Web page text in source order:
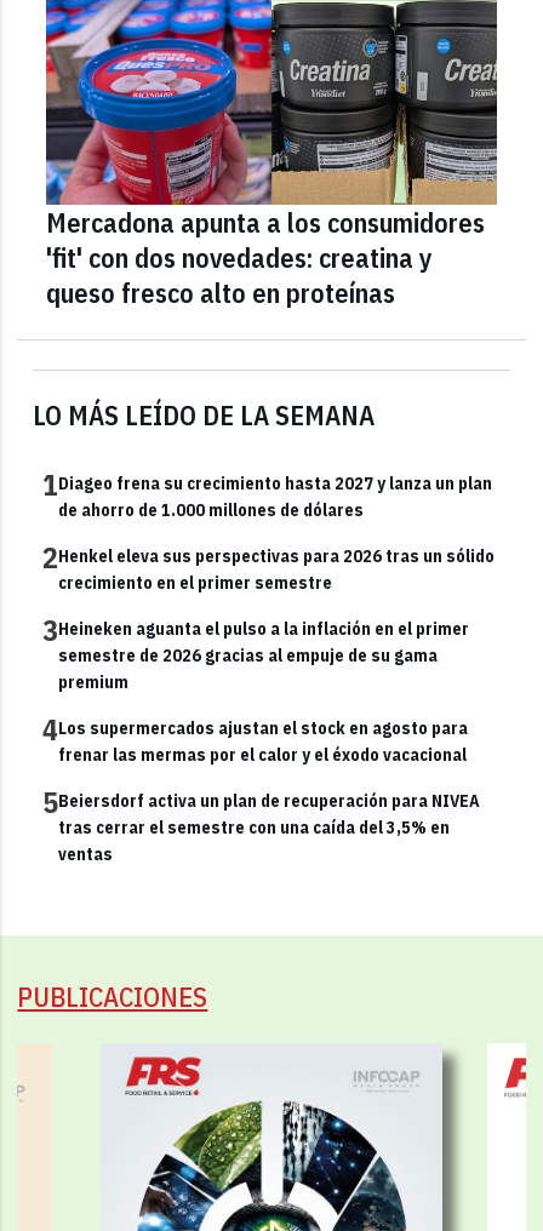
LO MÁS LEÍDO DE LA SEMANA
1Diageo frena su crecimiento hasta 2027 y lanza un plan
de ahorro de 1.000 millones de dólares
2Henkel eleva sus perspectivas para 2026 tras un sólido
crecimiento en el primer semestre
3Heineken aguanta el pulso a la inflación en el primer
semestre de 2026 gracias al empuje de su gama
premium
4Los supermercados ajustan el stock en agosto para
frenar las mermas por el calor y el éxodo vacacional
5Beiersdorf activa un plan de recuperación para NIVEA
tras cerrar el semestre con una caída del 3,5% en
ventas
Mercadona apunta a los consumidores
'fit' con dos novedades: creatina y
queso fresco alto en proteínas
PUBLICACIONES